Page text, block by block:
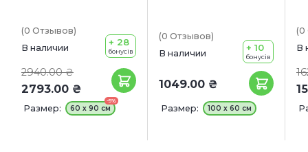
(0 Отзывов)
В наличии
2940.00 ₴
2793.00 ₴
+ 28
бонусів
Размер:
-5%
60 х 90 см
(0 Отзывов)
В наличии
1049.00 ₴
+ 10
бонусів
Размер: 100 x 60 см
(0
В